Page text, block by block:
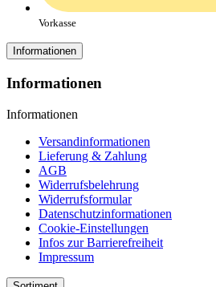
Vorkasse
Informationen
Informationen
Informationen
Versandinformationen
Lieferung & Zahlung
AGB
Widerrufsbelehrung
Widerrufsformular
Datenschutzinformationen
Cookie-Einstellungen
Infos zur Barrierefreiheit
Impressum